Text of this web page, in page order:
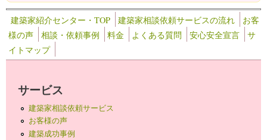
建築家紹介センター・TOP 建築家相談依頼サービスの流れ
お客
様の声
相談・依頼事例 料金 よくある質問 安心安全宣言
サ
イトマップ
サービス
建築家相談依頼サービス
お客様の声
建築成功事例